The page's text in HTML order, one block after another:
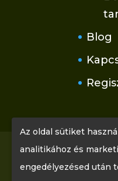
Blog
Főoldal
Az oldal sütiket
analitikához és
engedélyezésed után